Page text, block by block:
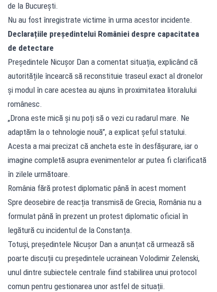
de la București.
Nu au fost înregistrate victime în urma acestor incidente.
Declarațiile președintelui României despre capacitatea
de detectare
Președintele Nicușor Dan a comentat situația, explicând că
autoritățile încearcă să reconstituie traseul exact al dronelor
și modul în care acestea au ajuns în proximitatea litoralului
românesc.
„Drona este mică și nu poți să o vezi cu radarul mare. Ne
adaptăm la o tehnologie nouă”, a explicat șeful statului.
Acesta a mai precizat că ancheta este în desfășurare, iar o
imagine completă asupra evenimentelor ar putea fi clarificată
în zilele următoare.
România fără protest diplomatic până în acest moment
Spre deosebire de reacția transmisă de Grecia, România nu a
formulat până în prezent un protest diplomatic oficial în
legătură cu incidentul de la Constanța.
Totuși, președintele Nicușor Dan a anunțat că urmează să
poarte discuții cu președintele ucrainean Volodimir Zelenski,
unul dintre subiectele centrale fiind stabilirea unui protocol
comun pentru gestionarea unor astfel de situații.